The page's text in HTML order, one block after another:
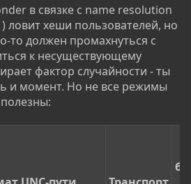
в связке с name resolution
ловит хеши пользователей, но
то должен промахнуться с
к несуществующему
фактор случайности - ты
и момент. Но не все режимы